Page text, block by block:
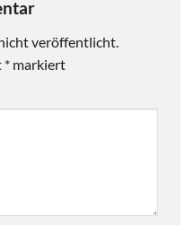
veröffentlicht.
* markiert